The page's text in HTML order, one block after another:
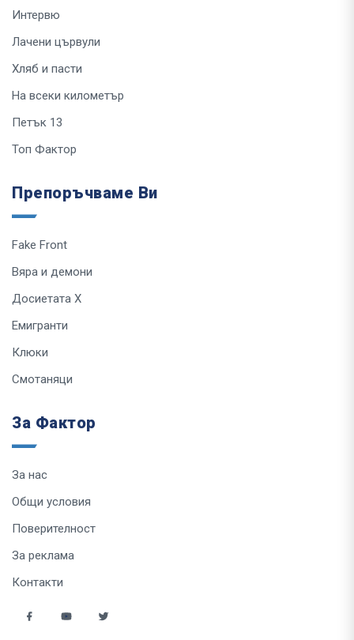
Интервю
Лачени цървули
Хляб и пасти
На всеки километър
Петък 13
Топ Фактор
Препоръчваме Ви
Fake Front
Вяра и демони
Досиетата Х
Емигранти
Клюки
Смотаняци
За Фактор
За нас
Общи условия
Поверителност
За реклама
Контакти